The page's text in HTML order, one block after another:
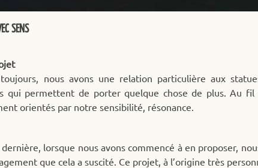
SENS
nous avons une relation particulière aux
qui permettent de porter quelque chose de plus. Au fil
orientés par notre sensibilité, résonance.
dernière, lorsque nous avons commencé à en proposer,
que cela a suscité. Ce projet, à l’origine très